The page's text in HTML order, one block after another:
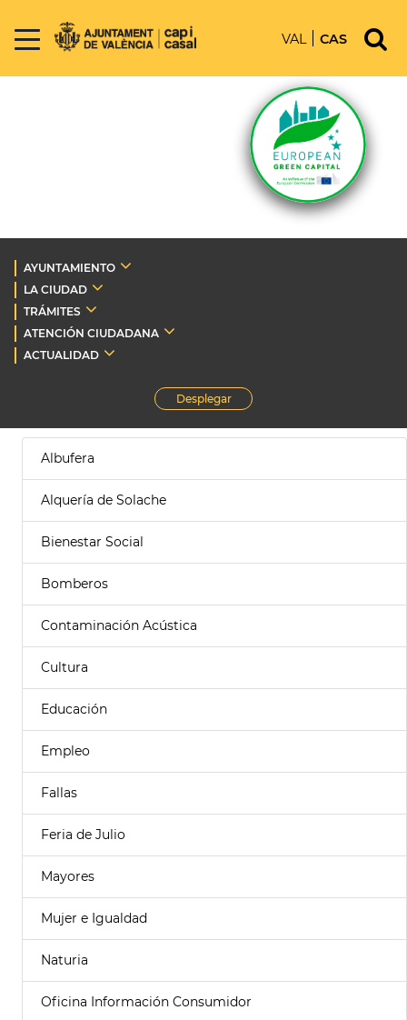
VAL CAS
AYUNTAMIENTO
LA CIUDAD
TRÁMITES
ATENCIÓN CIUDADANA
ACTUALIDAD
Desplegar
Albufera
Alquería de Solache
Bienestar Social
Bomberos
Contaminación Acústica
Cultura
Educación
Empleo
Fallas
Feria de Julio
Mayores
Mujer e Igualdad
Naturia
Oficina Información Consumidor